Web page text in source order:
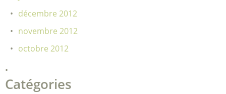
décembre 2012
novembre 2012
octobre 2012
Catégories